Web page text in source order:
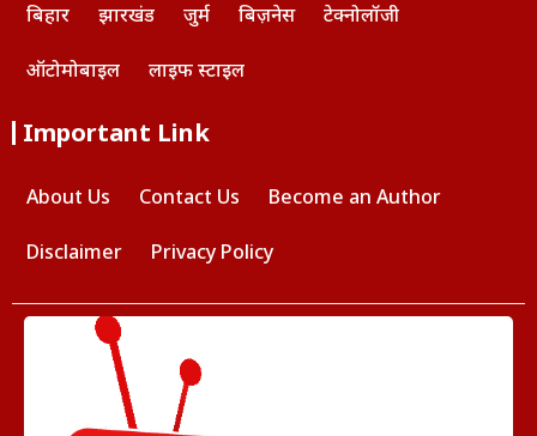
बिहार झारखंड जुर्म बिज़नेस टेक्नोलॉजी
ऑटोमोबाइल लाइफ स्टाइल
Important Link
About Us Contact Us Become an Author
Disclaimer Privacy Policy